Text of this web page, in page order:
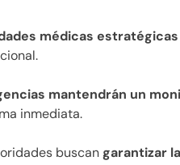
médicas estratégicas
mantendrán un
inmediata.
buscan garantizar